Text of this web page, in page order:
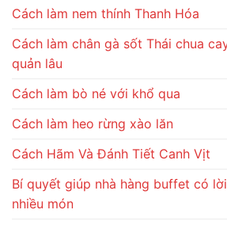
Cách làm nem thính Thanh Hóa
Cách làm chân gà sốt Thái chua
quản lâu
Cách làm bò né với khổ qua
Cách làm heo rừng xào lăn
Cách Hãm Và Đánh Tiết Canh Vịt
Bí quyết giúp nhà hàng buffet có
nhiều món